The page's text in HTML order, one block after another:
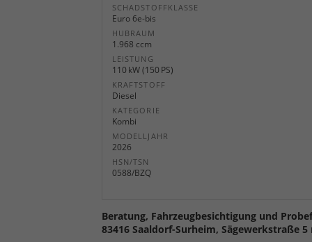
SCHADSTOFFKLASSE
Euro 6e-bis
HUBRAUM
1.968 ccm
LEISTUNG
110 kW (150 PS)
KRAFTSTOFF
Diesel
KATEGORIE
Kombi
MODELLJAHR
2026
HSN/TSN
0588/BZQ
Beratung, Fahrzeugbesichtigung und
83416 Saaldorf-Surheim, Sägewerkstraße 5